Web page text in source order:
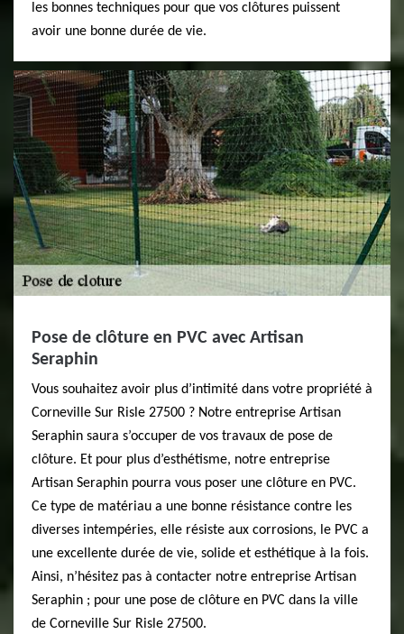
les bonnes techniques pour que vos clôtures puissent
avoir une bonne durée de vie.
Pose de clôture en PVC avec Artisan
Seraphin
Vous souhaitez avoir plus d’intimité dans votre propriété à
Corneville Sur Risle 27500 ? Notre entreprise Artisan
Seraphin saura s’occuper de vos travaux de pose de
clôture. Et pour plus d’esthétisme, notre entreprise
Artisan Seraphin pourra vous poser une clôture en PVC.
Ce type de matériau a une bonne résistance contre les
diverses intempéries, elle résiste aux corrosions, le PVC a
une excellente durée de vie, solide et esthétique à la fois.
Ainsi, n’hésitez pas à contacter notre entreprise Artisan
Seraphin ; pour une pose de clôture en PVC dans la ville
de Corneville Sur Risle 27500.